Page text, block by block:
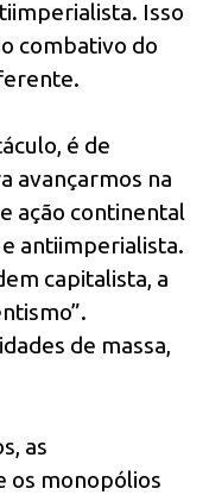
Isso
combativo do
é de
avançarmos na
ação continental
antiimperialista.
capitalista, a
de massa,
as
os monopólios